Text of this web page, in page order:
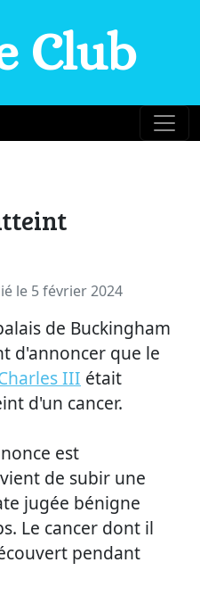
Club
le 5 février 2024
de Buckingham
d'annoncer que le
III était
d'un cancer.
est
de subir une
jugée bénigne
Le cancer dont il
pendant